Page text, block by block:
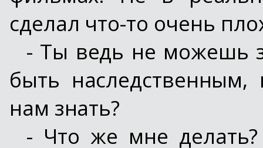
сделал что-то очень
- Ты ведь не можешь
быть
нам знать?
- Что же мне